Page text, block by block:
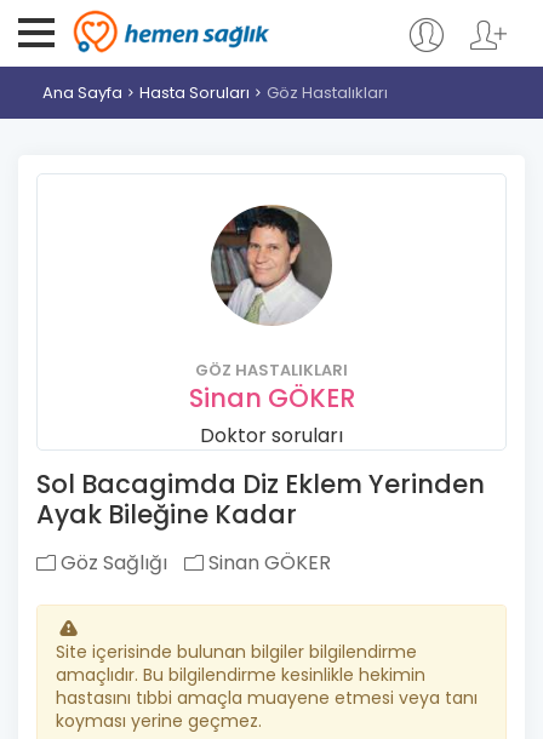
Ana Sayfa Hasta Soruları Göz Hastalıkları
GÖZ HASTALIKLARI
Sinan GÖKER
Doktor soruları
Sol Bacagimda Diz Eklem Yerinden
Ayak Bileğine Kadar
Göz Sağlığı Sinan GÖKER
Site içerisinde bulunan bilgiler bilgilendirme
amaçlıdır. Bu bilgilendirme kesinlikle hekimin
hastasını tıbbi amaçla muayene etmesi veya tanı
koyması yerine geçmez.